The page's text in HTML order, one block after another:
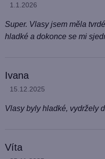
Hodnocení produktu je 5 z 5
1.1.2026
Super. Vlasy jsem měla
hladké a dokonce se mi
Ivana
Hodnocení produktu je 5 z 5
15.12.2025
Vlasy byly hladké, vydržely
Víta